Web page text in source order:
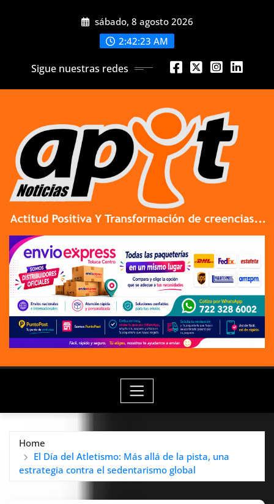
sábado, 8 agosto 2026
2:42:24 AM
Sigue nuestras redes
Home
El Día del Atletismo: Más allá de la pista, una
estrategia contra el sedentarismo global